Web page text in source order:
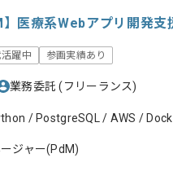
】医療系Webアプリ開発
躍中 参画実績あり
業務委託(フリーランス)
/ PostgreSQL / AWS /
ジャー(PdM)